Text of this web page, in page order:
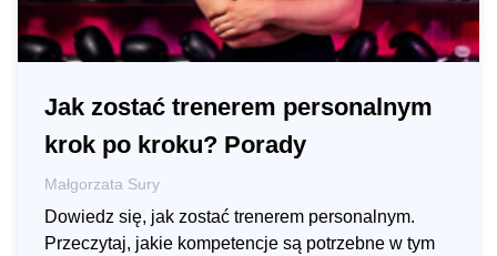
Jak zostać trenerem personalnym
krok po kroku? Porady
Małgorzata Sury
Dowiedz się, jak zostać trenerem personalnym.
Przeczytaj, jakie kompetencje są potrzebne w tym